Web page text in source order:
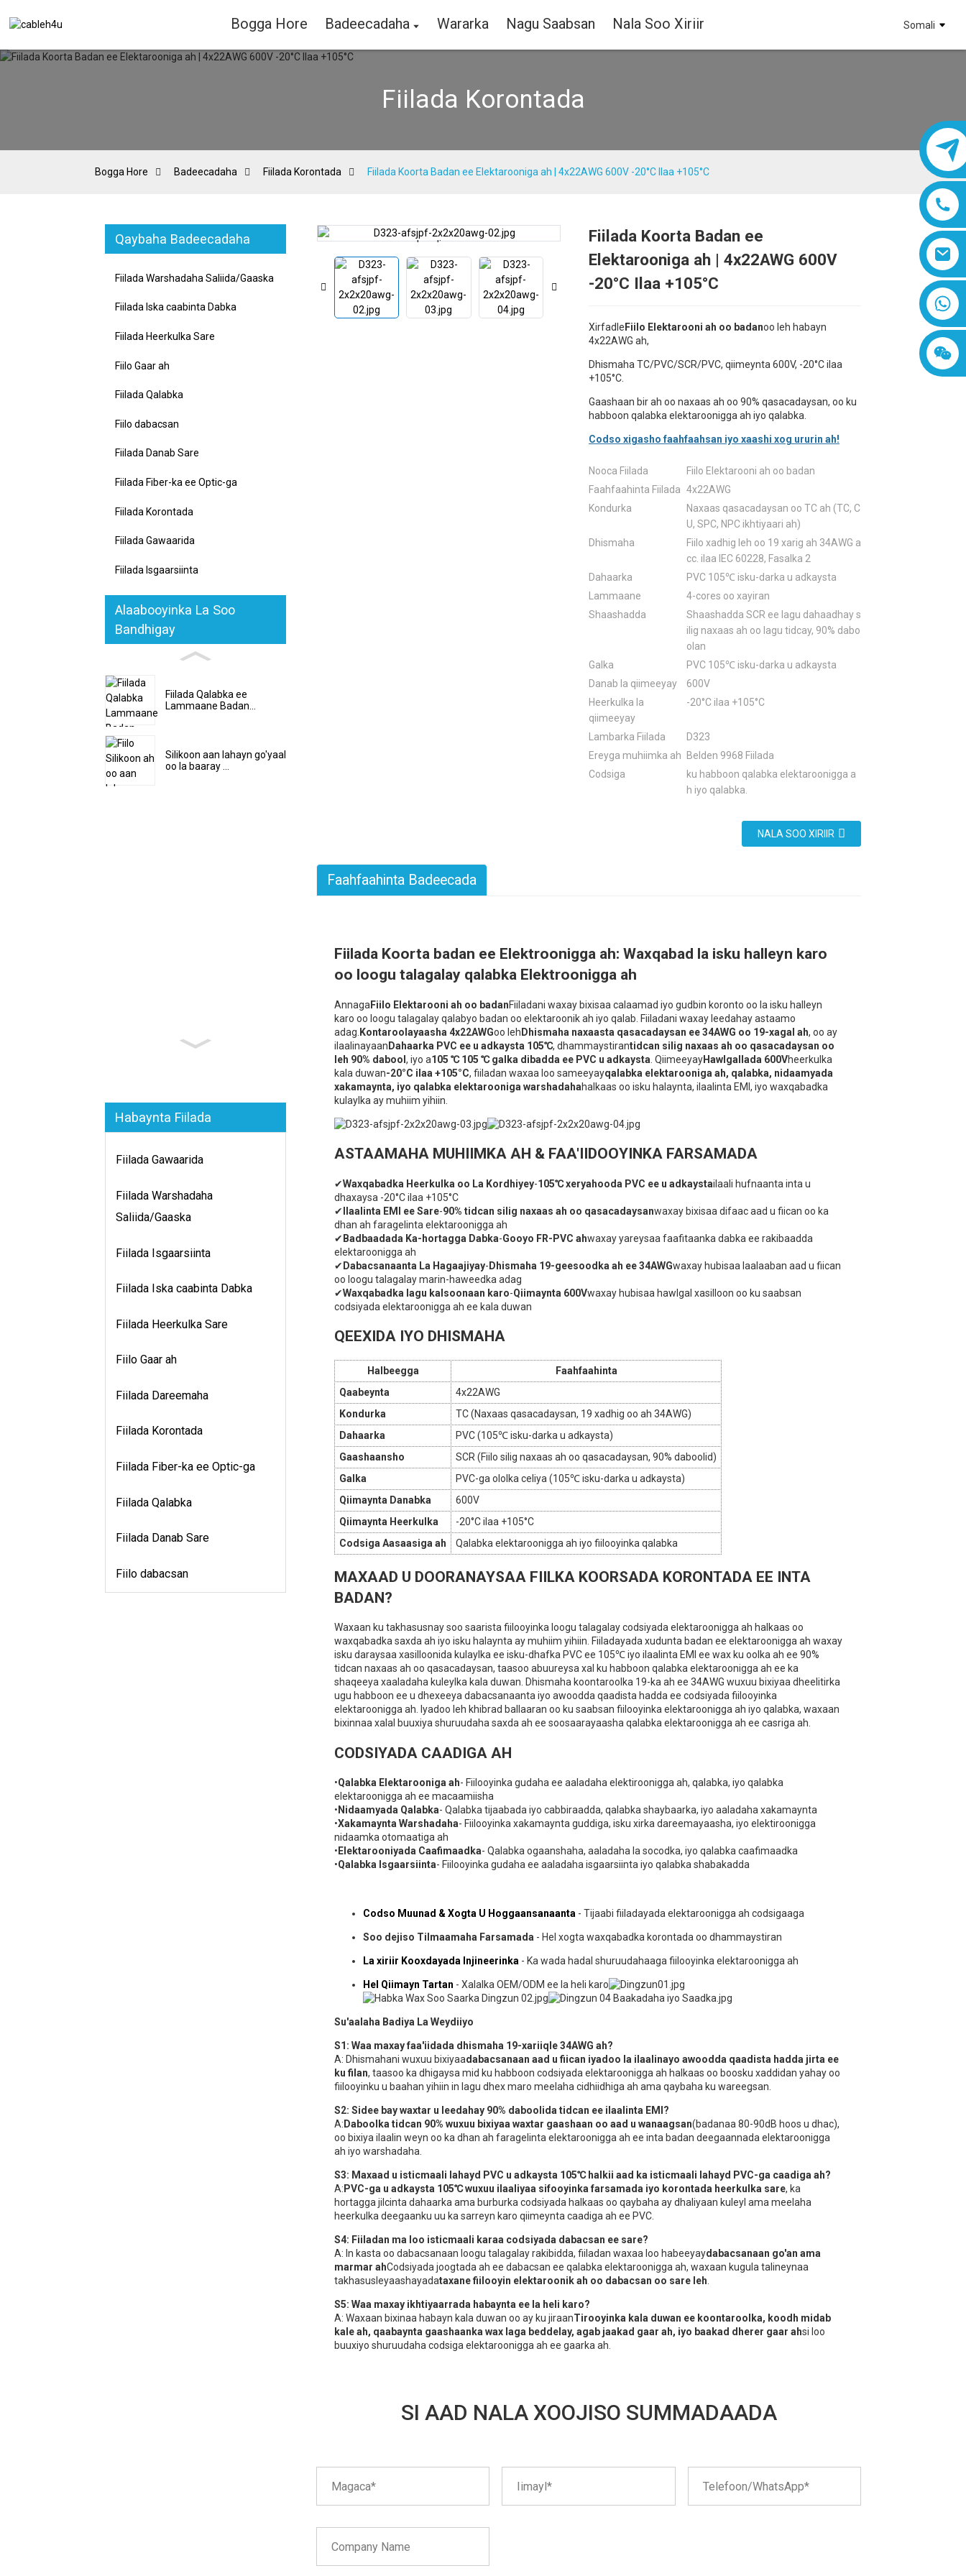
Bogga Hore Badeecadaha Wararka Nagu Saabsan Nala Soo Xiriir Somali
Fiilada Korontada
Bogga Hore Badeecadaha Fiilada Korontada Fiilada Koorta Badan ee Elektarooniga ah | 4x22AWG 600V -20°C Ilaa +105°C
Qaybaha Badeecadaha
Fiilada Warshadaha Saliida/Gaaska
Fiilada Iska caabinta Dabka
Fiilada Heerkulka Sare
Fiilo Gaar ah
Fiilada Qalabka
Fiilo dabacsan
Fiilada Danab Sare
Fiilada Fiber-ka ee Optic-ga
Fiilada Korontada
Fiilada Gawaarida
Fiilada Isgaarsiinta
Alaabooyinka La Soo
Bandhigay
Fiilada Qalabka ee
Lammaane Badan...
Silikoon aan lahayn go'yaal
oo la baaray ...
Habaynta Fiilada
Fiilada Gawaarida
Fiilada Warshadaha
Saliida/Gaaska
Fiilada Isgaarsiinta
Fiilada Iska caabinta Dabka
Fiilada Heerkulka Sare
Fiilo Gaar ah
Fiilada Dareemaha
Fiilada Korontada
Fiilada Fiber-ka ee Optic-ga
Fiilada Qalabka
Fiilada Danab Sare
Fiilo dabacsan
Loading...
Loading... Loading...
Loading... Loading...
Loading... Loading...
Loading...
Fiilada Koorta Badan ee
Elektarooniga ah | 4x22AWG 600V
-20°C Ilaa +105°C
Xirfadle Fiilo Elektarooni ah oo badanoo leh habayn
4x22AWG ah,
Dhismaha TC/PVC/SCR/PVC, qiimeynta 600V, -20°C ilaa
+105°C.
Gaashaan bir ah oo naxaas ah oo 90% qasacadaysan, oo ku
habboon qalabka elektaroonigga ah iyo qalabka.
Codso xigasho faahfaahsan iyo xaashi xog ururin ah!
Nooca Fiilada
Fiilo Elektarooni ah oo badan
Faahfaahinta Fiilada 4x22AWG
Kondurka
Naxaas qasacadaysan oo TC ah (TC, C
U, SPC, NPC ikhtiyaari ah)
Dhismaha
Fiilo xadhig leh oo 19 xarig ah 34AWG a
cc. ilaa IEC 60228, Fasalka 2
Dahaarka
PVC 105℃ isku-darka u adkaysta
Lammaane
4-cores oo xayiran
Shaashadda
Shaashadda SCR ee lagu dahaadhay s
ilig naxaas ah oo lagu tidcay, 90% dabo
olan
Galka
PVC 105℃ isku-darka u adkaysta
Danab la qiimeeyay
600V
Heerkulka la
qiimeeyay
-20°C ilaa +105°C
Lambarka Fiilada
D323
Ereyga muhiimka ah
Belden 9968 Fiilada
Codsiga
ku habboon qalabka elektaroonigga a
h iyo qalabka.
NALA SOO XIRIIR
Faahfaahinta Badeecada
Fiilada Koorta badan ee Elektroonigga ah: Waxqabad la isku halleyn karo
oo loogu talagalay qalabka Elektroonigga ah
Annaga Fiilo Elektarooni ah oo badanFiiladani waxay bixisaa calaamad iyo gudbin koronto oo la isku halleyn
karo oo loogu talagalay qalabyo badan oo elektaroonik ah iyo qalab. Fiiladani waxay leedahay astaamo
adag. Kontaroolayaasha 4x22AWGoo leh Dhismaha naxaasta qasacadaysan ee 34AWG oo 19-xagal ah, oo ay
ilaalinayaan Dahaarka PVC ee u adkaysta 105℃, dhammaystirantidcan silig naxaas ah oo qasacadaysan oo
leh 90% dabool , iyo a105 ℃ 105 ℃ galka dibadda ee PVC u adkaysta . QiimeeyayHawlgallada 600Vheerkulka
kala duwan-20°C ilaa +105°C, fiiladan waxaa loo sameeyayqalabka elektarooniga ah, qalabka, nidaamyada
xakamaynta, iyo qalabka elektarooniga warshadahahalkaas oo isku halaynta, ilaalinta EMI, iyo waxqabadka
kulaylka ay muhiim yihiin.
ASTAAMAHA MUHIIMKA AH & FAA'IIDOOYINKA FARSAMADA
✔Waxqabadka Heerkulka oo La Kordhiyey-105℃ xeryahooda PVC ee u adkaystailaali hufnaanta inta u
dhaxaysa -20°C ilaa +105°C
✔
Ilaalinta EMI ee Sare-90% tidcan silig naxaas ah oo qasacadaysanwaxay bixisaa difaac aad u fiican oo ka
dhan ah faragelinta elektaroonigga ah
✔ Badbaadada Ka-hortagga Dabka-Gooyo FR-PVC ahwaxay yareysaa faafitaanka dabka ee rakibaadda
elektaroonigga ah
✔ Dabacsanaanta La Hagaajiyay- Dhismaha 19-geesoodka ah ee 34AWGwaxay hubisaa laalaaban aad u fiican
oo loogu talagalay marin-haweedka adag
✔Waxqabadka lagu kalsoonaan karo-Qiimaynta 600Vwaxay hubisaa hawlgal xasilloon oo ku saabsan
codsiyada elektaroonigga ah ee kala duwan
QEEXIDA IYO DHISMAHA
Halbeegga
Faahfaahinta
Qaabeynta
4x22AWG
Kondurka
TC (Naxaas qasacadaysan, 19 xadhig oo ah 34AWG)
Dahaarka
PVC (105℃ isku-darka u adkaysta)
Gaashaansho
SCR (Fiilo silig naxaas ah oo qasacadaysan, 90% daboolid)
Galka
PVC-ga ololka celiya (105℃ isku-darka u adkaysta)
Qiimaynta Danabka
600V
Qiimaynta Heerkulka
-20°C ilaa +105°C
Codsiga Aasaasiga ah
Qalabka elektaroonigga ah iyo fiilooyinka qalabka
MAXAAD U DOORANAYSAA FIILKA KOORSADA KORONTADA EE INTA
BADAN?
Waxaan ku takhasusnay soo saarista fiilooyinka loogu talagalay codsiyada elektaroonigga ah halkaas oo
waxqabadka saxda ah iyo isku halaynta ay muhiim yihiin. Fiiladayada xudunta badan ee elektaroonigga ah waxay
isku daraysaa xasilloonida kulaylka ee isku-dhafka PVC ee 105℃ iyo ilaalinta EMI ee wax ku oolka ah ee 90%
tidcan naxaas ah oo qasacadaysan, taasoo abuureysa xal ku habboon qalabka elektaroonigga ah ee ka
shaqeeya xaaladaha kuleylka kala duwan. Dhismaha koontaroolka 19-ka ah ee 34AWG wuxuu bixiyaa dheelitirka
ugu habboon ee u dhexeeya dabacsanaanta iyo awoodda qaadista hadda ee codsiyada fiilooyinka
elektaroonigga ah. Iyadoo leh khibrad ballaaran oo ku saabsan fiilooyinka elektaroonigga ah iyo qalabka, waxaan
bixinnaa xalal buuxiya shuruudaha saxda ah ee soosaarayaasha qalabka elektaroonigga ah ee casriga ah.
CODSIYADA CAADIGA AH
•Qalabka Elektarooniga ah- Fiilooyinka gudaha ee aaladaha elektiroonigga ah, qalabka, iyo qalabka
elektaroonigga ah ee macaamiisha
• Nidaamyada Qalabka- Qalabka tijaabada iyo cabbiraadda, qalabka shaybaarka, iyo aaladaha xakamaynta
•Xakamaynta Warshadaha- Fiilooyinka xakamaynta guddiga, isku xirka dareemayaasha, iyo elektiroonigga
nidaamka otomaatiga ah
• Elektarooniyada Caafimaadka- Qalabka ogaanshaha, aaladaha la socodka, iyo qalabka caafimaadka
•Qalabka Isgaarsiinta- Fiilooyinka gudaha ee aaladaha isgaarsiinta iyo qalabka shabakadda
Codso Muunad & Xogta U Hoggaansanaanta - Tijaabi fiiladayada elektaroonigga ah codsigaaga
Soo dejiso Tilmaamaha Farsamada - Hel xogta waxqabadka korontada oo dhammaystiran
La xiriir Kooxdayada Injineerinka - Ka wada hadal shuruudahaaga fiilooyinka elektaroonigga ah
Hel Qiimayn Tartan - Xalalka OEM/ODM ee la heli karo
Su'aalaha Badiya La Weydiiyo
S1: Waa maxay faa'iidada dhismaha 19-xariiqle 34AWG ah?
A: Dhismahani wuxuu bixiyaadabacsanaan aad u fiican iyadoo la ilaalinayo awoodda qaadista hadda jirta ee
ku filan, taasoo ka dhigaysa mid ku habboon codsiyada elektaroonigga ah halkaas oo boosku xaddidan yahay oo
fiilooyinku u baahan yihiin in lagu dhex maro meelaha cidhiidhiga ah ama qaybaha ku wareegsan.
S2: Sidee bay waxtar u leedahay 90% daboolida tidcan ee ilaalinta EMI?
A: Daboolka tidcan 90% wuxuu bixiyaa waxtar gaashaan oo aad u wanaagsan(badanaa 80-90dB hoos u dhac),
oo bixiya ilaalin weyn oo ka dhan ah faragelinta elektaroonigga ah ee inta badan deegaannada elektaroonigga
ah iyo warshadaha.
S3: Maxaad u isticmaali lahayd PVC u adkaysta 105℃ halkii aad ka isticmaali lahayd PVC-ga caadiga ah?
A: PVC-ga u adkaysta 105℃ wuxuu ilaaliyaa sifooyinka farsamada iyo korontada heerkulka sare, ka
hortagga jilcinta dahaarka ama burburka codsiyada halkaas oo qaybaha ay dhaliyaan kuleyl ama meelaha
heerkulka deegaanku uu ka sarreyn karo qiimeynta caadiga ah ee PVC.
S4: Fiiladan ma loo isticmaali karaa codsiyada dabacsan ee sare?
A: In kasta oo dabacsanaan loogu talagalay rakibidda, fiiladan waxaa loo habeeyaydabacsanaan go'an ama
marmar ahCodsiyada joogtada ah ee dabacsan ee qalabka elektaroonigga ah, waxaan kugula talineynaa
takhasusleyaashayadataxane fiilooyin elektaroonik ah oo dabacsan oo sare leh.
S5: Waa maxay ikhtiyaarrada habaynta ee la heli karo?
A: Waxaan bixinaa habayn kala duwan oo ay ku jiraanTirooyinka kala duwan ee koontaroolka, koodh midab
kale ah, qaabaynta gaashaanka wax laga beddelay, agab jaakad gaar ah, iyo baakad dherer gaar ahsi loo
buuxiyo shuruudaha codsiga elektaroonigga ah ee gaarka ah.
SI AAD NALA XOOJISO SUMMADAADA